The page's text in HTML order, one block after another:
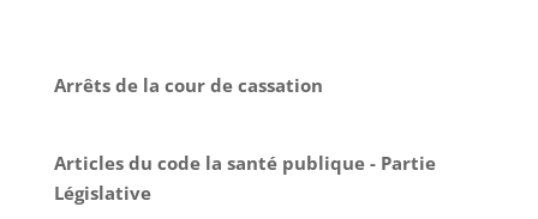
Arrêts de la cour de cassation
Articles du code la santé publique - Partie
Législative